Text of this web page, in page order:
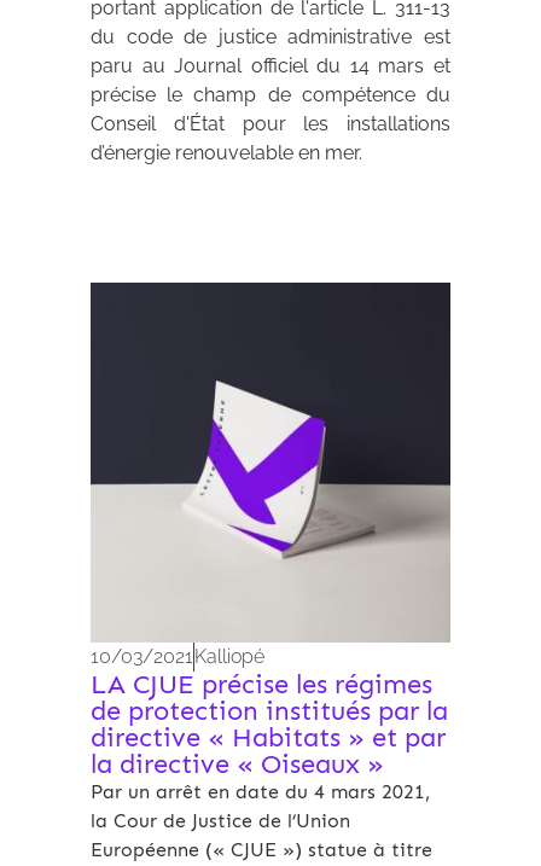
portant application de l'article L. 311-13
du code de justice administrative est
paru au Journal officiel du 14 mars et
précise le champ de compétence du
Conseil d'État pour les installations
d’énergie renouvelable en mer.
10/03/2021Kalliopé
LA CJUE précise les régimes
de protection institués par la
directive « Habitats » et par
la directive « Oiseaux »
Par un arrêt en date du 4 mars 2021,
la Cour de Justice de l’Union
Européenne (« CJUE ») statue à titre